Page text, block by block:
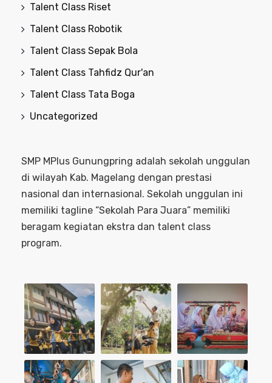
Talent Class Riset
Talent Class Robotik
Talent Class Sepak Bola
Talent Class Tahfidz Qur'an
Talent Class Tata Boga
Uncategorized
SMP MPlus Gunungpring adalah sekolah unggulan
di wilayah Kab. Magelang dengan prestasi
nasional dan internasional. Sekolah unggulan ini
memiliki tagline “Sekolah Para Juara” memiliki
beragam kegiatan ekstra dan talent class
program.